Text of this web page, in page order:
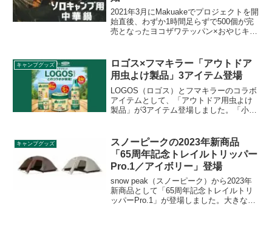
2021年3月にMakuakeでプロジェクトを開
始直後、わずか1時間足らずで500個が完
売となったヨコザワテッパン×おやじキャ
受付を開始しています。詳細をレビュー
します。
キャンプグッズ
ロゴス×フマキラー「アウトドア
用虫よけ製品」3アイテム登場
LOGOS（ロゴス）とフマキラーのコラボ
アイテムとして、「アウトドア用虫よけ
製品」が3アイテム登場しました。「小さ
「ヤブ蚊バリアスプレー」の3製品です。
詳細をレビューします。
キャンプグッズ
スノーピークの2023年新商品
「65周年記念トレイルトリッパー
Pro.1／アイボリー」登場
snow peak（スノーピーク）から2023年
新商品として「65周年記念トレイルトリ
ッパーPro.1」が登場しました。大きな前